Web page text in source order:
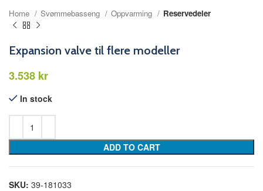
Home Svømmebasseng Oppvarming Reservedeler
Expansion valve til flere modeller
kr
In stock
ADD TO CART
SKU: 39-181033